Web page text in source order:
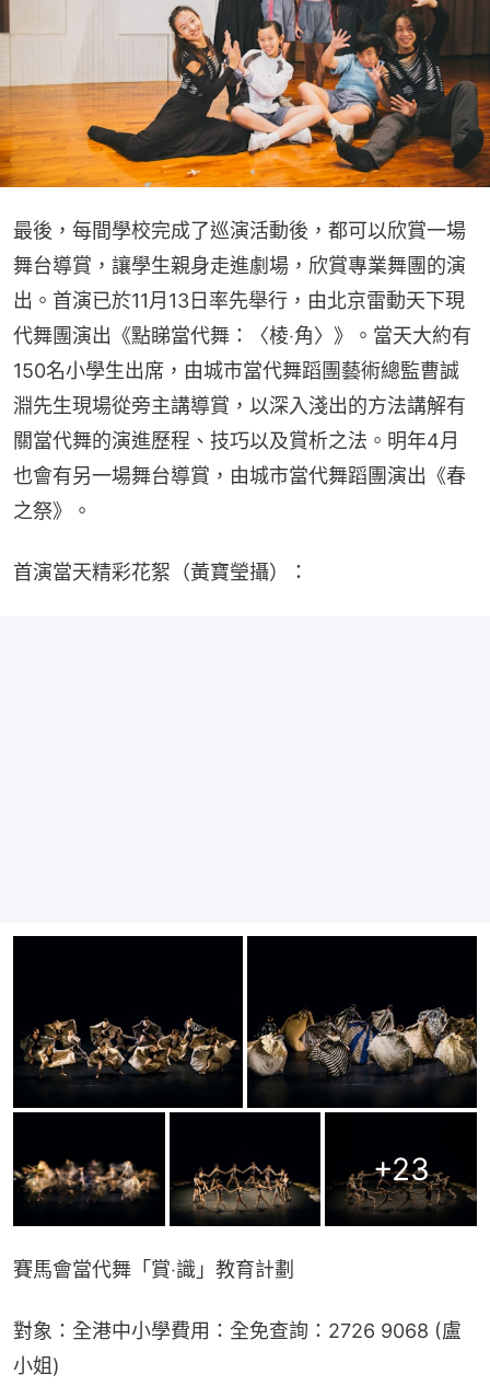
最後，每間學校完成了巡演活動後，都可以欣賞一場
舞台導賞，讓學生親身走進劇場，欣賞專業舞團的演
出。首演已於11月13日率先舉行，由北京雷動天下現
代舞團演出《點睇當代舞：〈棱‧角〉》。當天大約有
150名小學生出席，由城市當代舞蹈團藝術總監曹誠
淵先生現場從旁主講導賞，以深入淺出的方法講解有
關當代舞的演進歷程、技巧以及賞析之法。明年4月
也會有另一場舞台導賞，由城市當代舞蹈團演出《春
之祭》。
首演當天精彩花絮（黃寶瑩攝）：
+23
賽馬會當代舞「賞‧識」教育計劃
對象：全港中小學費用：全免查詢：2726 9068 (盧
小姐)